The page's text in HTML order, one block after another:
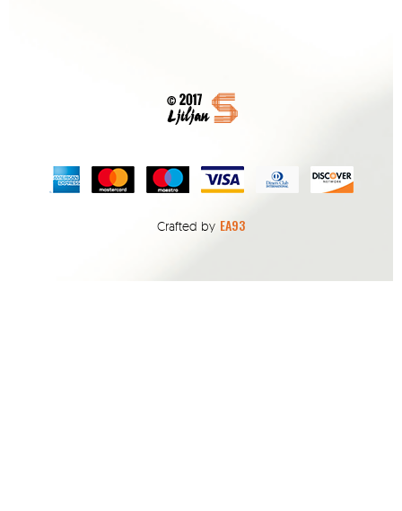
Crafted by EA93